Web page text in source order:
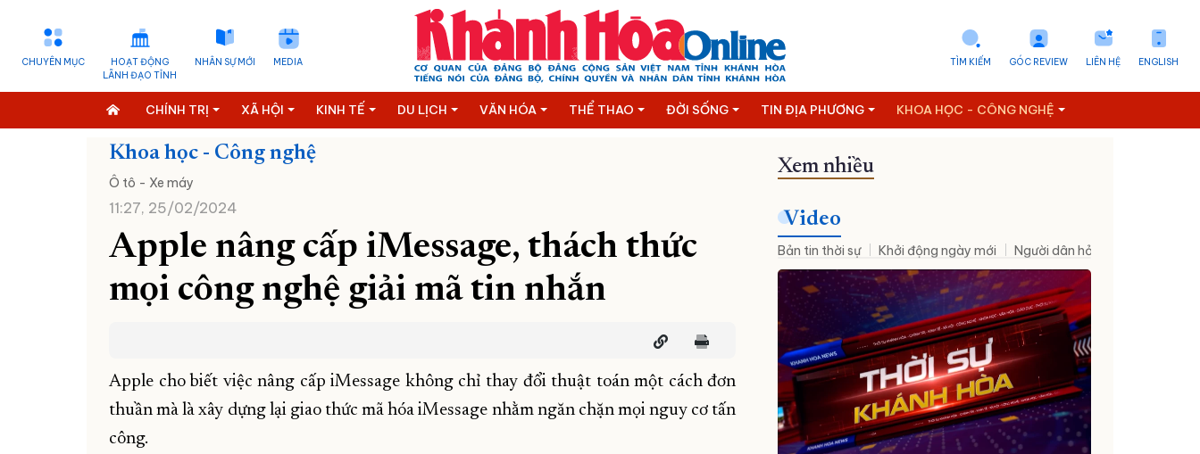
CHUYÊN MỤC
HOẠT ĐỘNG
LÃNH ĐẠO TỈNH
NHÂN SỰ MỚI MEDIA ENGLISH
LIÊN HỆ
GÓC REVIEW
TÌM KIẾM
CHÍNH TRỊ XÃ HỘI KINH TẾ DU LỊCH VĂN HÓA THỂ THAO ĐỜI SỐNG TIN ĐỊA PHƯƠNG KHOA HỌC - CÔNG NGHỆ
Khoa học - Công nghệ
Ô tô - Xe máy
11:27, 25/02/2024
Apple nâng cấp iMessage, thách thức
mọi công nghệ giải mã tin nhắn
Apple cho biết việc nâng cấp iMessage không chỉ thay đổi thuật toán một cách đơn
thuần mà là xây dựng lại giao thức mã hóa iMessage nhằm ngăn chặn mọi nguy cơ tấn
công.
Xem nhiều
Video
Bản tin thời sự Khởi động ngày mới Người dân hỏi – Cơ quan nhà